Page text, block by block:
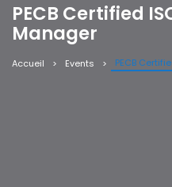
PECB Certified
Manager
Accueil Events PECB